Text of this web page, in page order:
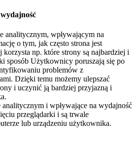
analitycznym, wpływającym na
o tym, jak często strona jest
korzysta np. które strony są najbardziej i
sposób Użytkownicy poruszają się po
problemów z
Dzięki temu możemy ulepszać
i uczynić ją bardziej przyjazną i
i wpływające na wydajność
przeglądarki i są trwale
lub urządzeniu użytkownika.